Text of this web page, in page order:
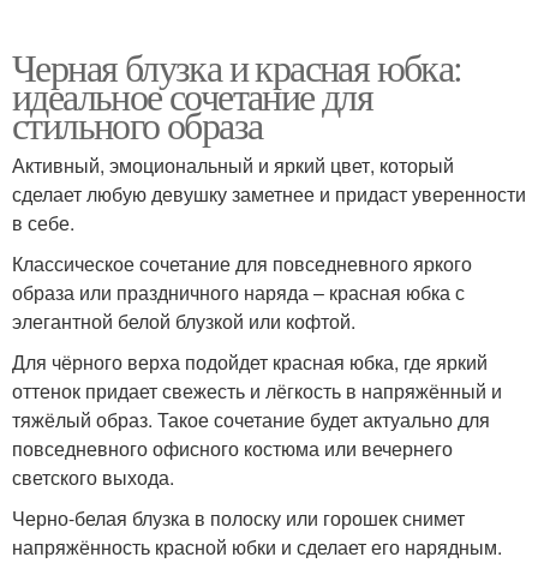
Черная блузка и красная юбка:
идеальное сочетание для
стильного образа
Активный, эмоциональный и яркий цвет, который
сделает любую девушку заметнее и придаст уверенности
в себе.
Классическое сочетание для повседневного яркого
образа или праздничного наряда – красная юбка с
элегантной белой блузкой или кофтой.
Для чёрного верха подойдет красная юбка, где яркий
оттенок придает свежесть и лёгкость в напряжённый и
тяжёлый образ. Такое сочетание будет актуально для
повседневного офисного костюма или вечернего
светского выхода.
Черно-белая блузка в полоску или горошек снимет
напряжённость красной юбки и сделает его нарядным.